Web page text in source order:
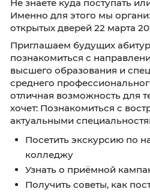
День открытых дверей
Не знаете куда
Именно для этого мы
открытых дверей 22
Приглашаем будущих
познакомиться с
высшего образования
среднего
отличная возможность